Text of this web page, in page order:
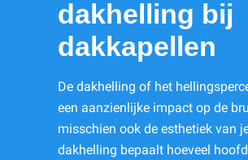
dakhelling bij
dakkapellen
De dakhelling of het
een aanzienlijke impact op de
misschien ook de esthetiek van
dakhelling bepaalt hoeveel